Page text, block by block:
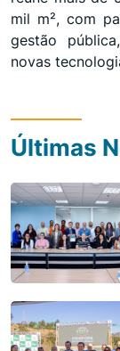
mil m², com
gestão
novas
Últimas